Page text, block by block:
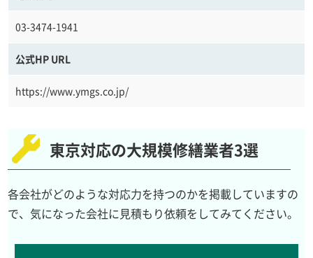
03-3474-1941
公式HP URL
https://www.ymgs.co.jp/
東京対応の大規模修繕業者3選
各会社がどのような対応力を持つのかを掲載していますの
で、気になった会社に見積もり依頼をしてみてください。